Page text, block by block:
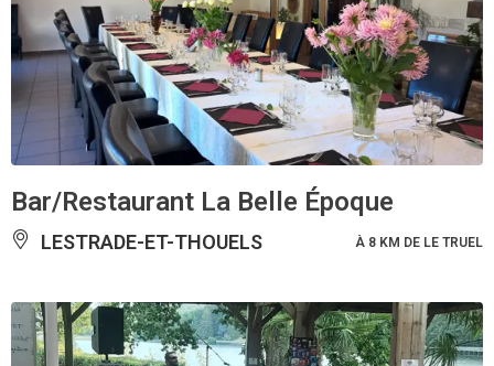
Bar/Restaurant La Belle Époque
LESTRADE-ET-THOUELS À 8 KM DE LE TRUEL